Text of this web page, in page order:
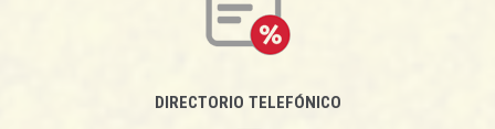
DIRECTORIO TELEFÓNICO